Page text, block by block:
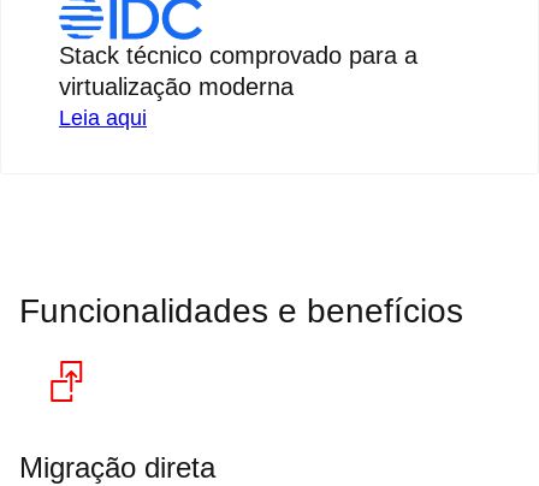
Stack técnico comprovado para a
virtualização moderna
Leia aqui
Funcionalidades e benefícios
Migração direta